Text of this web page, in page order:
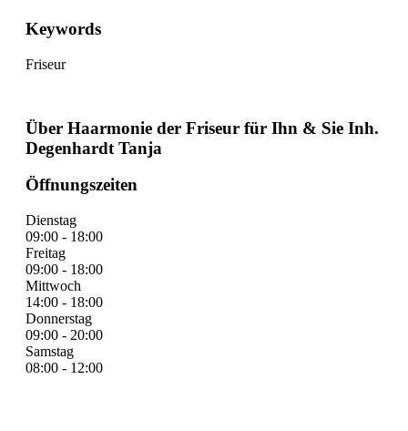
Keywords
Friseur
Über Haarmonie der Friseur für Ihn & Sie Inh.
Degenhardt Tanja
Öffnungszeiten
Dienstag
09:00 - 18:00
Freitag
09:00 - 18:00
Mittwoch
14:00 - 18:00
Donnerstag
09:00 - 20:00
Samstag
08:00 - 12:00